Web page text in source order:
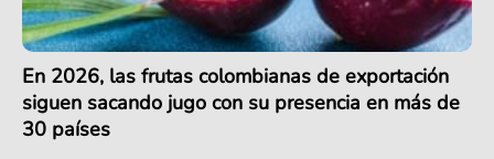
En 2026, las frutas colombianas de exportación
siguen sacando jugo con su presencia en más de
30 países